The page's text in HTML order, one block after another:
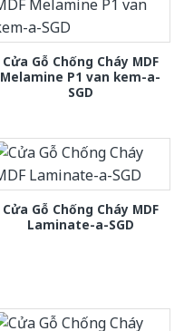
Cửa Gỗ Chống Cháy MDF
Melamine P1 van kem-a-
SGD
Cửa Gỗ Chống Cháy MDF
Laminate-a-SGD